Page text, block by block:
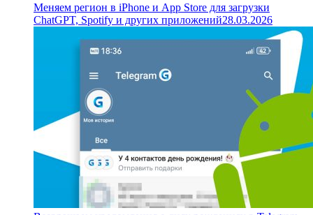
Меняем регион в iPhone и App Store для загрузки
ChatGPT, Spotify и других приложений28.03.2026